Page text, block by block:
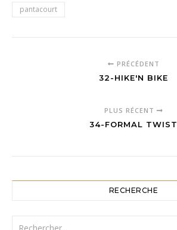
pantacourt
PRÉCÉDENT
32-HIKE'N BIKE
PLUS RÉCENT
34-FORMAL TWIST
RECHERCHE